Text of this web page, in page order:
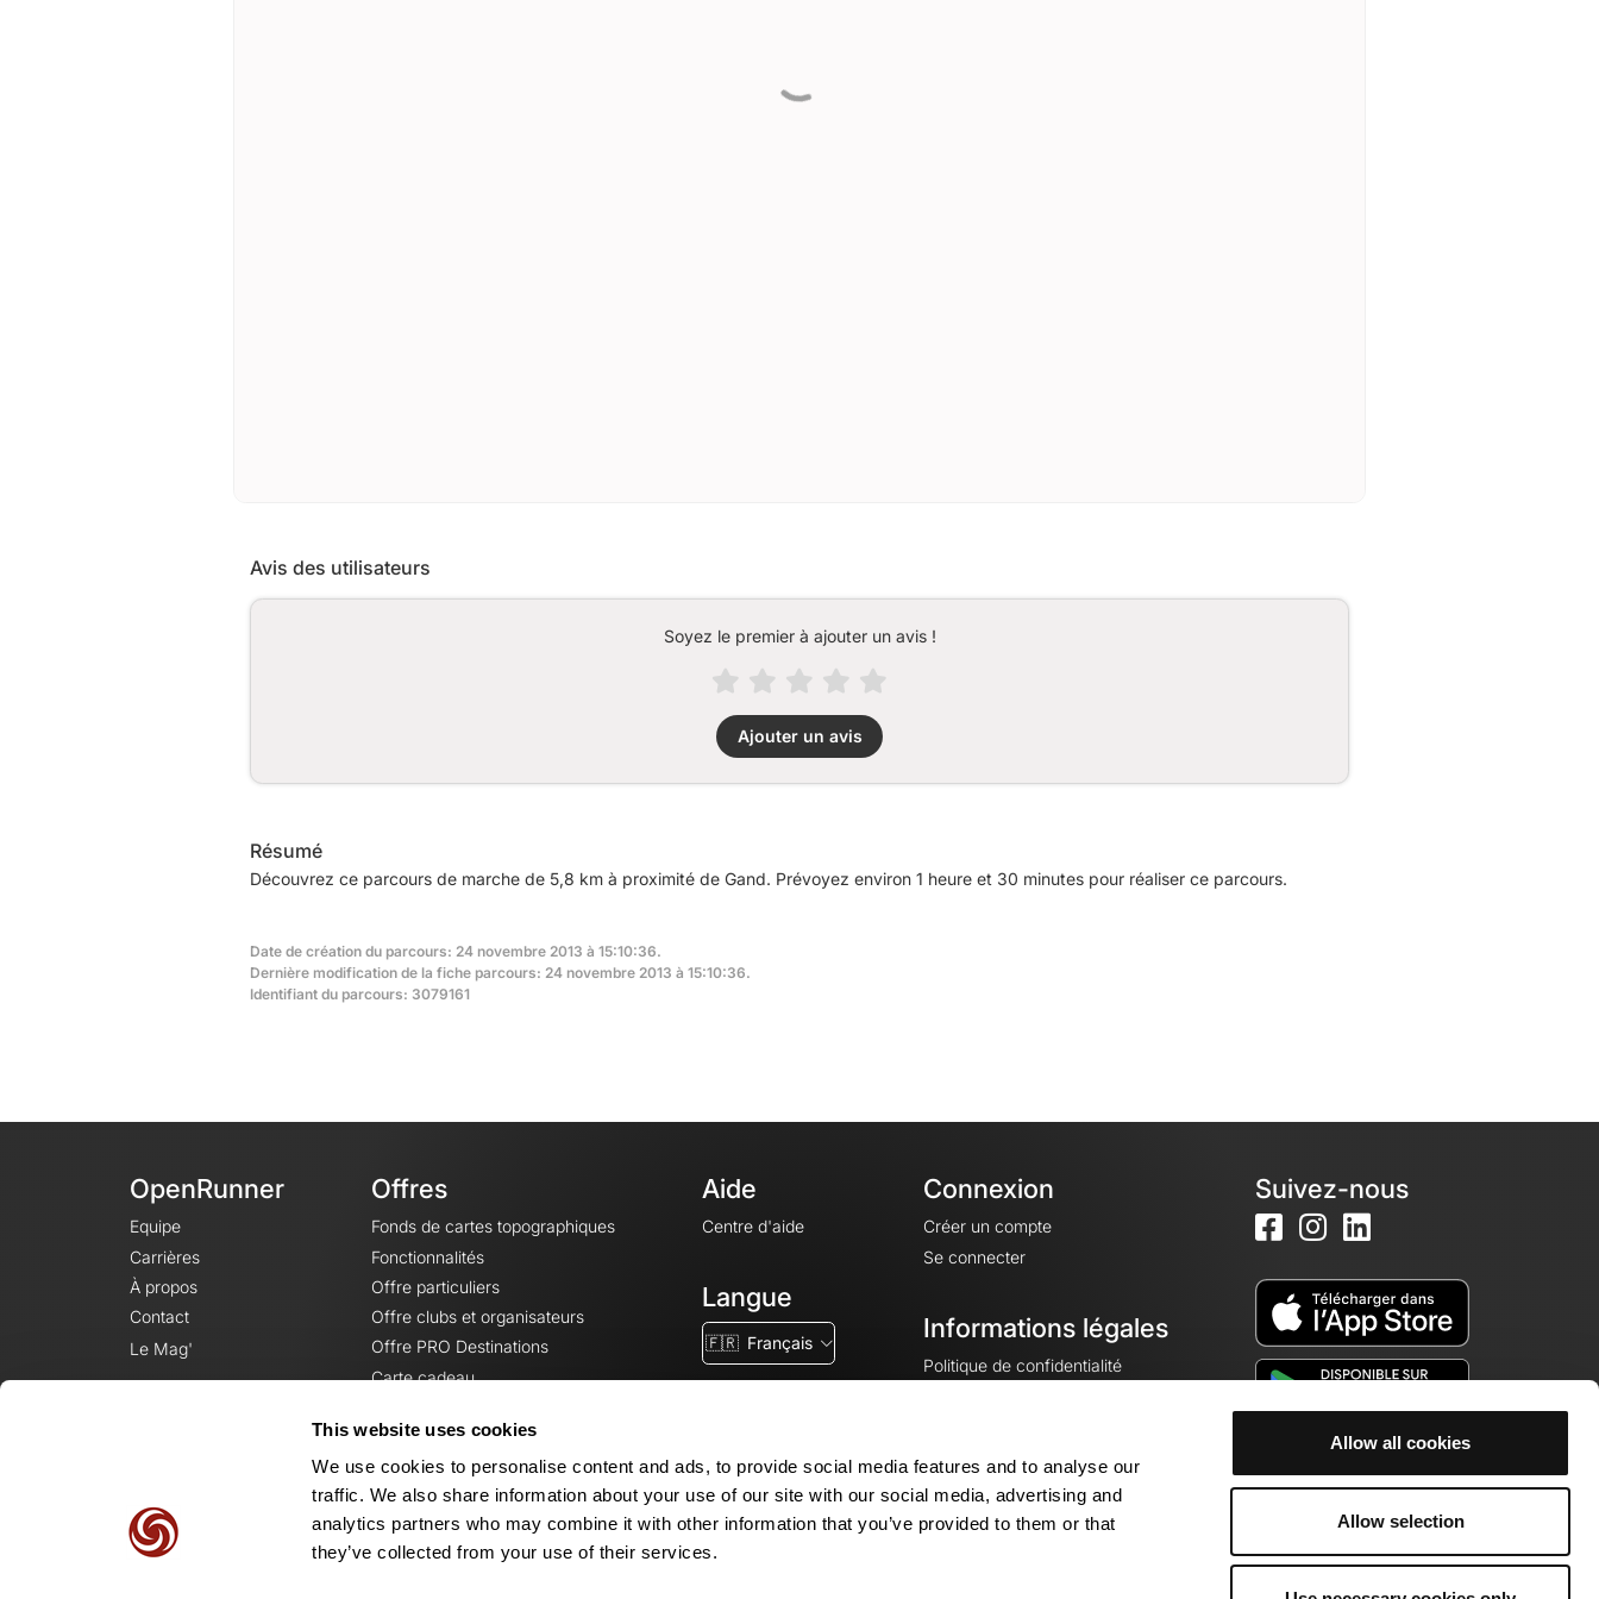
This website uses cookies
We use cookies to personalise content and ads, to provide social media features and to analyse our
traffic. We also share information about your use of our site with our social media, advertising and
analytics partners who may combine it with other information that you’ve provided to them or that
they’ve collected from your use of their services.
Allow all cookies
Allow selection
Avis des utilisateurs
Soyez le premier à ajouter un avis !
Ajouter un avis
Résumé
Découvrez ce parcours de marche de 5,8 km à proximité de Gand. Prévoyez environ 1 heure et 30 minutes pour réaliser ce parcours.
Date de création du parcours: 24 novembre 2013 à 15:10:36.
Dernière modification de la fiche parcours: 24 novembre 2013 à 15:10:36.
Identifiant du parcours: 3079161
OpenRunner
Equipe
Carrières
À propos
Contact
Le Mag'
Offres
Fonds de cartes topographiques
Fonctionnalités
Offre particuliers
Offre clubs et organisateurs
Offre PRO Destinations
Carte cadeau
Aide
Centre d'aide
Langue
🇫🇷 Français
Connexion
Créer un compte
Se connecter
Informations légales
Politique de confidentialité
Mentions légales
Paramètres des cookies
Suivez-nous